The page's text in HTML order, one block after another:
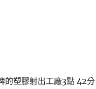
的塑膠射出工廠3點 42分